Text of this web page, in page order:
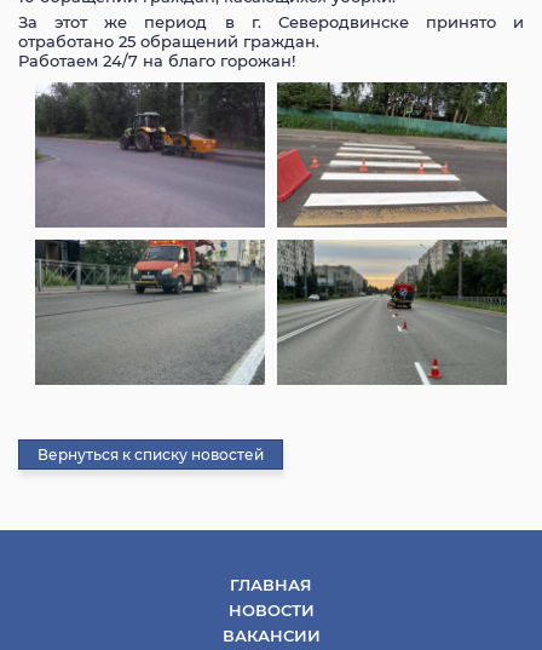
За этот же период в г. Северодвинске принято и
отработано 25 обращений граждан.
Работаем 24/7 на благо горожан!
Вернуться к списку новостей
ГЛАВНАЯ
НОВОСТИ
ВАКАНСИИ